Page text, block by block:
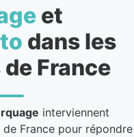
et
dans les
France
interviennent
France pour répondre